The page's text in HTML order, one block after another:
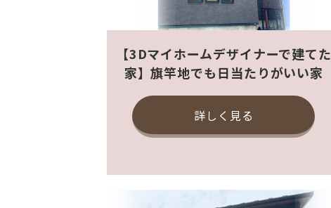
【3Dマイホームデザイナーで建てた
家】旗竿地でも日当たりがいい家
詳しく見る